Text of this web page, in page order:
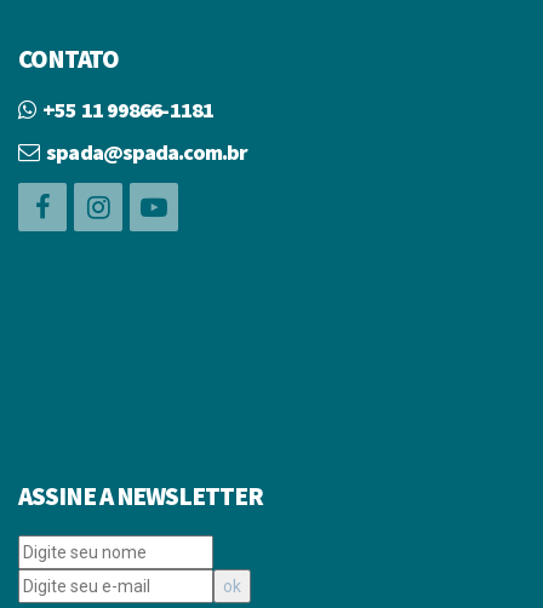
CONTATO
+55 11 99866-1181
spada@spada.com.br
ASSINE A NEWSLETTER